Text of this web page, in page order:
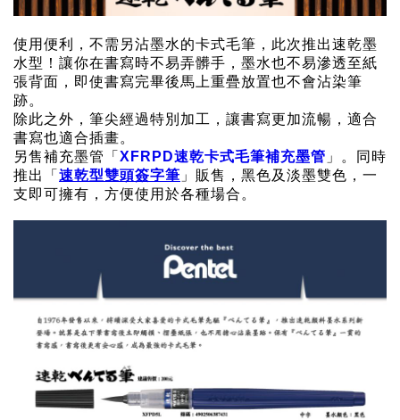
使用便利，不需另沾墨水的卡式毛筆，此次推出速乾墨
水型！讓你在書寫時不易弄髒手，墨水也不易滲透至紙
張背面，即使書寫完畢後馬上重疊放置也不會沾染筆
跡。
除此之外，筆尖經過特別加工，讓書寫更加流暢，適合
書寫也適合插畫。
另售補充墨管「 XFRPD速乾卡式毛筆補充墨管 」。同時
推出「 速乾型雙頭簽字筆 」販售，黑色及淡墨雙色，一
支即可擁有，方便使用於各種場合。